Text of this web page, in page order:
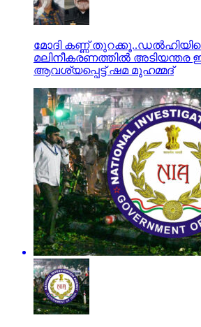
മോദി കണ്ണ്
മലിനീകരണത്തില്‍ അടിയന്തര
ആവശ്യപ്പെട്ട് ഷമ മുഹമ്മദ്